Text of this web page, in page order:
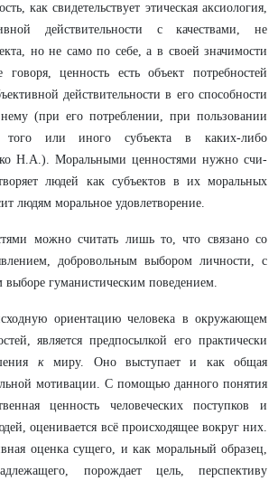
как свидетельствует этическая аксиология,
действительности с качествами, не
но не само по себе, а в своей значимости
говоря, ценность есть объект потребностей
дейст­вительности в его способности
нему (при его потребле­нии, при пользовании
того или иного субъекта в каких-­либо
Н.А.). Моральными ценностями нужно счи­
людей как субъектов в их моральных
людям моральное удовлетворение.
можно считать лишь то, что связано со
добровольным выбором личности, с
выборе гуманистическим поведением.
ориентацию человека в окружающем
является предпосылкой его практически
кмиру. Оно выступает и как общая
мотивации. С помощью данного понятия
ценность человеческих поступков и
оце­нивается всё происходящее вокруг них.
оценка сущего, и как моральный образец,
порожда­ет цель, перспективу